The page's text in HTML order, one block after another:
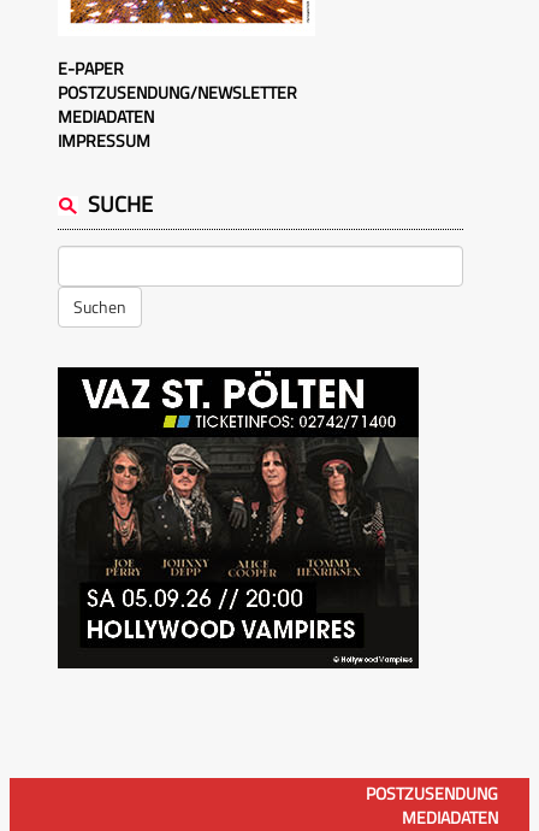
E-PAPER
POSTZUSENDUNG/NEWSLETTER
MEDIADATEN
IMPRESSUM
SUCHE
Suchen
POSTZUSENDUNG
MEDIADATEN